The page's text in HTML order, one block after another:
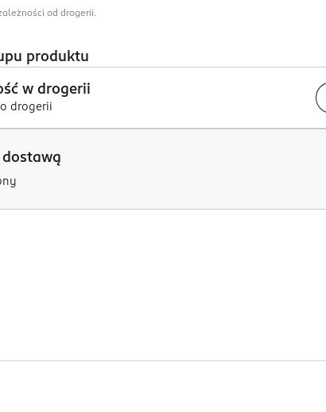
od drogerii.
produktu
w drogerii
drogerii
dostawą